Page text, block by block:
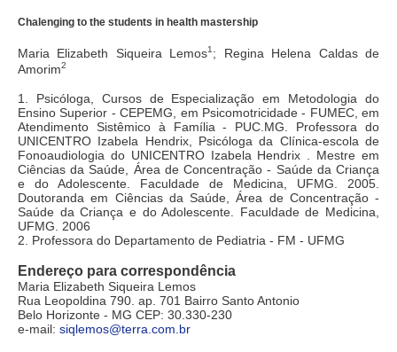
Chalenging to the students in health mastership
Maria Elizabeth Siqueira Lemos1 ; Regina Helena Caldas de
Amorim2
1. Psicóloga, Cursos de Especialização em Metodologia do
Ensino Superior - CEPEMG, em Psicomotricidade - FUMEC, em
Atendimento Sistêmico à Família - PUC.MG. Professora do
UNICENTRO Izabela Hendrix, Psicóloga da Clínica-escola de
Fonoaudiologia do UNICENTRO Izabela Hendrix . Mestre em
Ciências da Saúde, Área de Concentração - Saúde da Criança
e do Adolescente. Faculdade de Medicina, UFMG. 2005.
Doutoranda em Ciências da Saúde, Área de Concentração -
Saúde da Criança e do Adolescente. Faculdade de Medicina,
UFMG. 2006
2. Professora do Departamento de Pediatria - FM - UFMG
Endereço para correspondência
Maria Elizabeth Siqueira Lemos
Rua Leopoldina 790. ap. 701 Bairro Santo Antonio
Belo Horizonte - MG CEP: 30.330-230
e-mail: siqlemos@terra.com.br